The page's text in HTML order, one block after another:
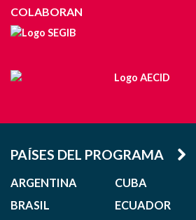
COLABORAN
PAÍSES DEL PROGRAMA
ARGENTINA
BRASIL
CUBA
ECUADOR